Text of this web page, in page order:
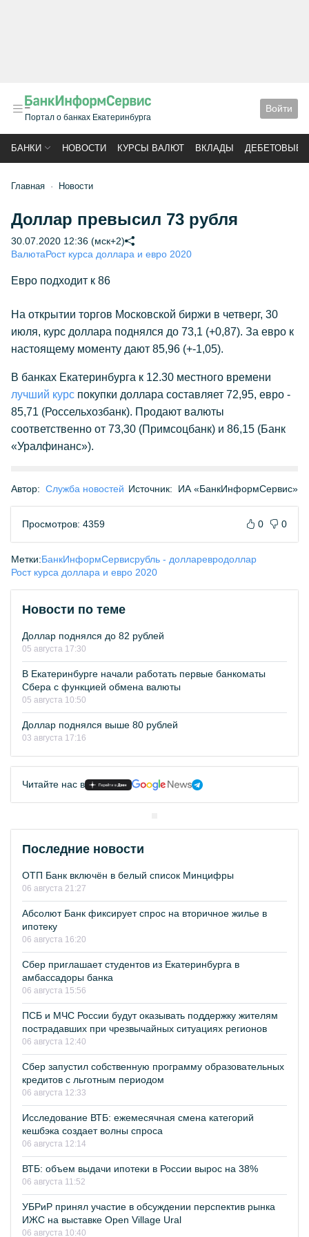
Портал о банках Екатеринбурга
Войти
БАНКИ НОВОСТИ КУРСЫ ВАЛЮТ ВКЛАДЫ ДЕБЕТОВЫЕ
Главная Новости
Доллар превысил 73 рубля
30.07.2020 12:36 (мск+2)
ВалютаРост курса доллара и евро 2020
Евро подходит к 86
На открытии торгов Московской биржи в четверг, 30
июля, курс доллара поднялся до 73,1 (+0,87). За евро к
настоящему моменту дают 85,96 (+-1,05).
В банках Екатеринбурга к 12.30 местного времени
лучший курс покупки доллара составляет 72,95, евро -
85,71 (Россельхозбанк). Продают валюты
соответственно от 73,30 (Примсоцбанк) и 86,15 (Банк
«Уралфинанс»).
Автор: Служба новостей Источник: ИА «БанкИнформСервис»
Просмотров: 4359 0 0
Метки:БанкИнформСервисрубль - долларевродоллар
Рост курса доллара и евро 2020
Новости по теме
Доллар поднялся до 82 рублей
05 августа 17:30
В Екатеринбурге начали работать первые банкоматы
Сбера с функцией обмена валюты
05 августа 10:50
Доллар поднялся выше 80 рублей
03 августа 17:16
Читайте нас в
Последние новости
ОТП Банк включён в белый список Минцифры
06 августа 21:27
Абсолют Банк фиксирует спрос на вторичное жилье в
ипотеку
06 августа 16:20
Сбер приглашает студентов из Екатеринбурга в
амбассадоры банка
06 августа 15:56
ПСБ и МЧС России будут оказывать поддержку жителям
пострадавших при чрезвычайных ситуациях регионов
06 августа 12:40
Сбер запустил собственную программу образовательных
кредитов с льготным периодом
06 августа 12:33
Исследование ВТБ: ежемесячная смена категорий
кешбэка создает волны спроса
06 августа 12:14
ВТБ: объем выдачи ипотеки в России вырос на 38%
06 августа 11:52
УБРиР принял участие в обсуждении перспектив рынка
ИЖС на выставке Open Village Ural
06 августа 10:40